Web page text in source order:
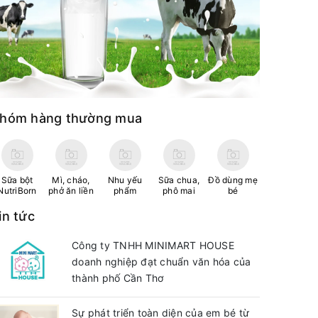
hàng thường mua
Sữa bột
Mì, cháo,
phở ăn liền
Nhu yếu
phẩm
Sữa chua,
phô mai
Đồ dùng mẹ
bé
tức
Công ty TNHH MINIMART HOUSE
doanh nghiệp đạt chuẩn văn hóa của
thành phố Cần Thơ
Sự phát triển toàn diện của em bé từ